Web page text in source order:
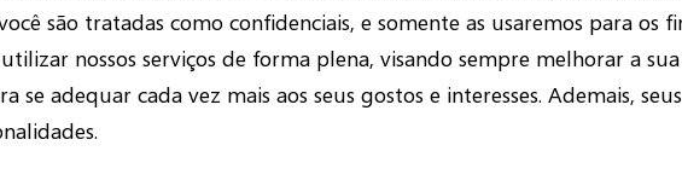
são tratadas como confidenciais, e somente as usaremos para os
nossos serviços de forma plena, visando sempre melhorar a
se adequar cada vez mais aos seus gostos e interesses. Ademais,